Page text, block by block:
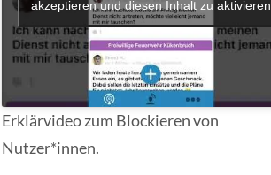
akzeptieren und diesen Inhalt zu aktivieren
Erklärvideo zum Blockieren von
Nutzer*innen.